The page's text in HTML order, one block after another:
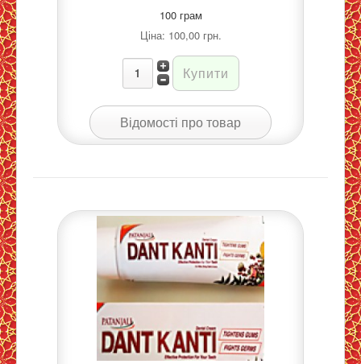
100 грам
Ціна: 100,00 грн.
Відомості про товар